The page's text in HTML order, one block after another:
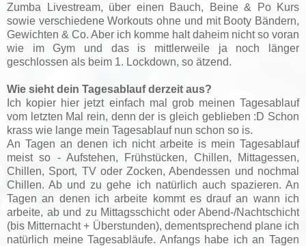
Zumba Livestream, über einen Bauch, Beine & Po Kurs
sowie verschiedene Workouts ohne und mit Booty Bändern,
Gewichten & Co. Aber ich komme halt daheim nicht so voran
wie im Gym und das is mittlerweile ja noch länger
geschlossen als beim 1. Lockdown, so ätzend.
Wie sieht dein Tagesablauf derzeit aus?
Ich kopier hier jetzt einfach mal grob meinen Tagesablauf
vom letzten Mal rein, denn der is gleich geblieben :D Schon
krass wie lange mein Tagesablauf nun schon so is.
An Tagen an denen ich nicht arbeite is mein Tagesablauf
meist so - Aufstehen, Frühstücken, Chillen, Mittagessen,
Chillen, Sport, TV oder Zocken, Abendessen und nochmal
Chillen. Ab und zu gehe ich natürlich auch spazieren. An
Tagen an denen ich arbeite kommt es drauf an wann ich
arbeite, ab und zu Mittagsschicht oder Abend-/Nachtschicht
(bis Mitternacht + Überstunden), dementsprechend plane ich
natürlich meine Tagesabläufe. Anfangs habe ich an Tagen